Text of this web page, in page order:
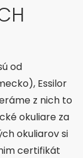
od
Essilor
z nich to
okuliare za
okuliarov si
certifikát